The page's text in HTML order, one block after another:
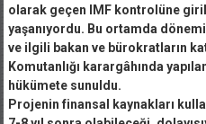
olarak geçen IMF kontrolüne
yaşanıyordu. Bu ortamda
ve ilgili bakan ve bürokratların
Komutanlığı karargâhında
hükümete sunuldu.
Projenin finansal kaynakları